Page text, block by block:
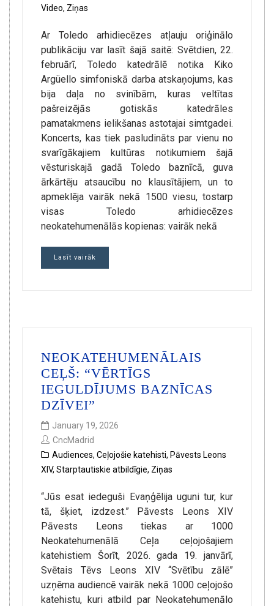
Video, Ziņas
Ar Toledo arhidiecēzes atļauju oriģinālo
publikāciju var lasīt šajā saitē: Svētdien, 22.
februārī, Toledo katedrālē notika Kiko
Argüello simfoniskā darba atskaņojums, kas
bija daļa no svinībām, kuras veltītas
pašreizējās gotiskās katedrāles
pamatakmens ielikšanas astotajai simtgadei.
Koncerts, kas tiek pasludināts par vienu no
svarīgākajiem kultūras notikumiem šajā
vēsturiskajā gadā Toledo baznīcā, guva
ārkārtēju atsaucību no klausītājiem, un to
apmeklēja vairāk nekā 1500 viesu, tostarp
visas Toledo arhidiecēzes
neokatehumenālās kopienas: vairāk nekā
Lasīt vairāk
NEOKATEHUMENĀLAIS
CEĻŠ: “VĒRTĪGS
IEGULDĪJUMS BAZNĪCAS
DZĪVEI”
January 19, 2026
CncMadrid
Audiences, Ceļojošie katehisti, Pāvests Leons
XIV, Starptautiskie atbildīgie, Ziņas
“Jūs esat iedeguši Evaņģēlija uguni tur, kur
tā, šķiet, izdzest.” Pāvests Leons XIV
Pāvests Leons tiekas ar 1000
Neokatehumenālā Ceļa ceļojošajiem
katehistiem Šorīt, 2026. gada 19. janvārī,
Svētais Tēvs Leons XIV “Svētību zālē”
uzņēma audiencē vairāk nekā 1000 ceļojošo
katehistu, kuri atbild par Neokatehumenālo